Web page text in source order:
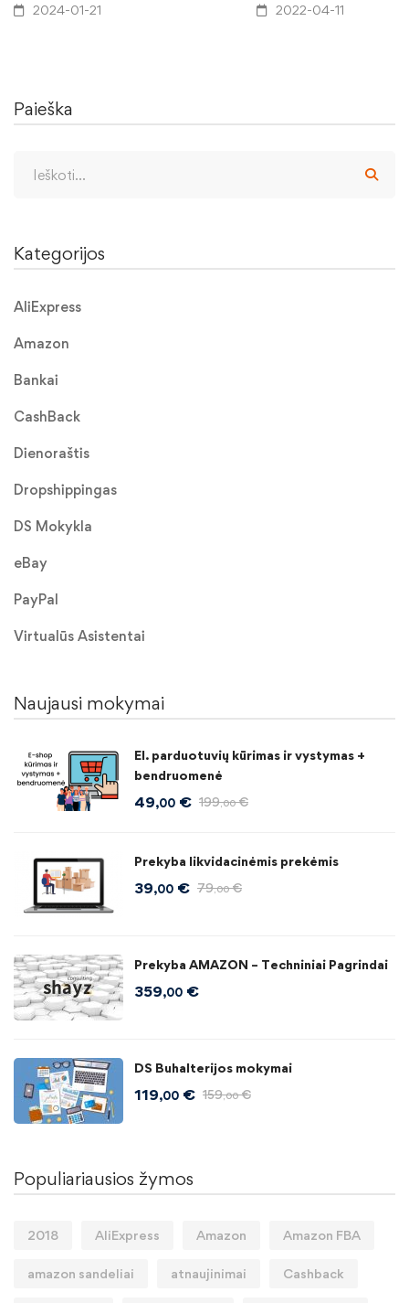
2024-01-21 2022-04-11
Paieška
Kategorijos
AliExpress
Amazon
Bankai
CashBack
Dienoraštis
Dropshippingas
DS Mokykla
eBay
PayPal
Virtualūs Asistentai
Naujausi mokymai
El. parduotuvių kūrimas ir vystymas +
bendruomenė
49,00 € 199,00 €
Prekyba likvidacinėmis prekėmis
39,00 € 79,00 €
Prekyba AMAZON – Techniniai Pagrindai
359,00 €
DS Buhalterijos mokymai
119,00 € 159,00 €
Populiariausios žymos
2018 AliExpress Amazon Amazon FBA
amazon sandeliai atnaujinimai Cashback